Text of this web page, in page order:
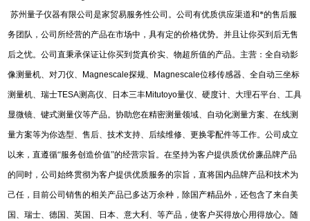
苏州量子仪器有限公司是家贸易服务性公司。公司有优质供应渠道和*的售后服
务团队，公司所经营的产品在市场中，具有定的价格优势。并且让你买到后无售
后之忧。公司直秉承保证让你买到货真价实、物超所值的产品。主营：全自动影
像测量机、对刀仪、 Magnescale探规、 Magnescale位移传感器、全自动三坐标
测量机、瑞士TESA测高仪、日本三丰Mitutoyo量仪、硬度计、大理石平台、工具
显微镜、键式测量仪等产品。协助您在精密测量领域、自动化测量方案、在线测
量方案等为你选型、售后、技术支持、后续维修、更换零配件等工作。公司成立
以来，直遵循“服务创造价值”的经营宗旨。在坚持为客户提供质优价廉品牌产品
的同时，公司始终贯彻为客户提供优质服务的宗旨，直将国内品牌产品和技术为
己任，目前公司销售的相关产品已多达万余种，除国产精品外，还包含了来自美
国、瑞士、德国、英国、日本、意大利、等产品，使客户买得放心用得放心。随